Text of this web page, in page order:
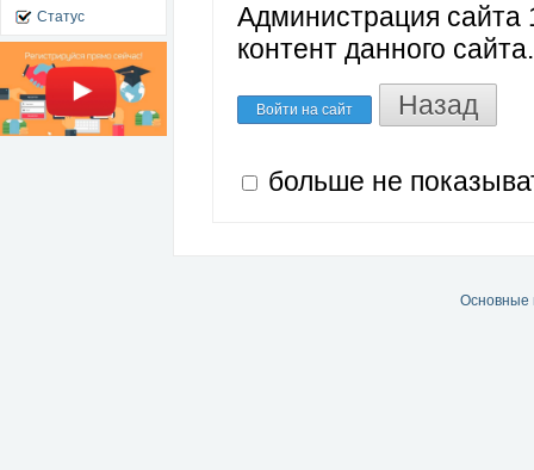
Статус
Администрация сайта
контент данного сайта.
Войти на сайт Назад
больше не
Основные